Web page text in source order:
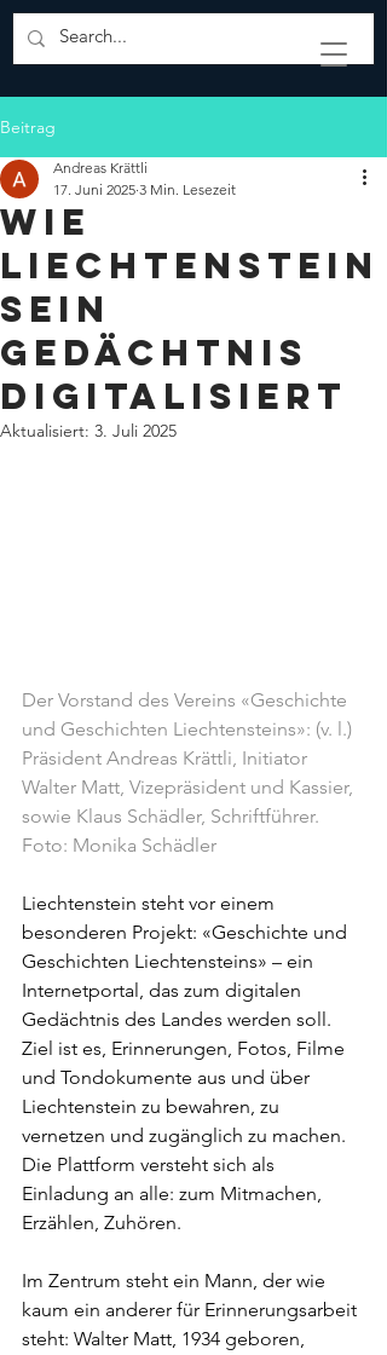
Beitrag
Wie
Liechtenstein
sein
Gedächtnis
digitalisiert
Andreas Krättli
17. Juni 2025 3 Min. Lesezeit
Aktualisiert: 3. Juli 2025
Der Vorstand des Vereins «Geschichte
und Geschichten Liechtensteins»: (v. l.)
Präsident Andreas Krättli, Initiator
Walter Matt, Vizepräsident und Kassier,
sowie Klaus Schädler, Schriftführer.
Foto: Monika Schädler
Liechtenstein steht vor einem
besonderen Projekt: «Geschichte und
Geschichten Liechtensteins» – ein
Internetportal, das zum digitalen
Gedächtnis des Landes werden soll.
Ziel ist es, Erinnerungen, Fotos, Filme
und Tondokumente aus und über
Liechtenstein zu bewahren, zu
vernetzen und zugänglich zu machen.
Die Plattform versteht sich als
Einladung an alle: zum Mitmachen,
Erzählen, Zuhören.
Im Zentrum steht ein Mann, der wie
kaum ein anderer für Erinnerungsarbeit
steht: Walter Matt, 1934 geboren,